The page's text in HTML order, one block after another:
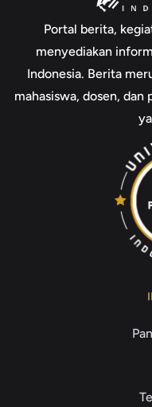
Portal berita,
menyediakan
Indonesia. Berita
mahasiswa, dosen,